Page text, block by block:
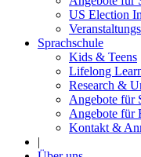
US Election
Sprachschule
Kids & Teens
Lifelong
Research &
Angebote für
Angebote für
Kontakt &
|